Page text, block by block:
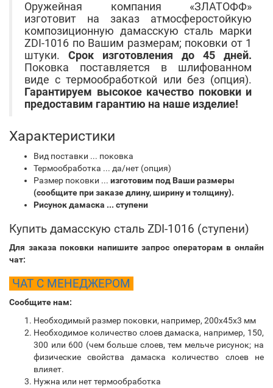
Оружейная компания «ЗЛАТОФФ»
изготовит на заказ атмосферостойкую
композиционную дамасскую сталь марки
ZDI-1016 по Вашим размерам; поковки от 1
штуки. Срок изготовления до 45 дней.
Поковка поставляется в шлифованном
виде с термообработкой или без (опция).
Гарантируем высокое качество поковки и
предоставим гарантию на наше изделие!
Характеристики
Вид поставки ... поковка
Термообработка ... да/нет (опция)
Размер поковки ... изготовим под Ваши размеры
(сообщите при заказе длину, ширину и толщину).
Рисунок дамаска ... ступени
Купить дамасскую сталь ZDI-1016 (ступени)
Для заказа поковки напишите запрос операторам в онлайн
чат:
ЧАТ С МЕНЕДЖЕРОМ
Сообщите нам:
Необходимый размер поковки, например, 200х45х3 мм
Необходимое количество слоев дамаска, например, 150,
300 или 600 (чем больше слоев, тем мельче рисунок; на
физические свойства дамаска количество слоев не
влияет.
Нужна или нет термообработка